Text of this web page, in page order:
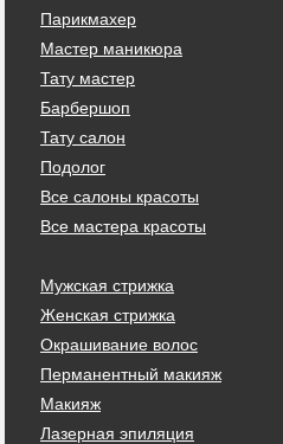
Парикмахер
Мастер маникюра
Тату мастер
Барбершоп
Тату салон
Подолог
Все салоны красоты
Все мастера красоты
Мужская стрижка
Женская стрижка
Окрашивание волос
Перманентный макияж
Макияж
Лазерная эпиляция